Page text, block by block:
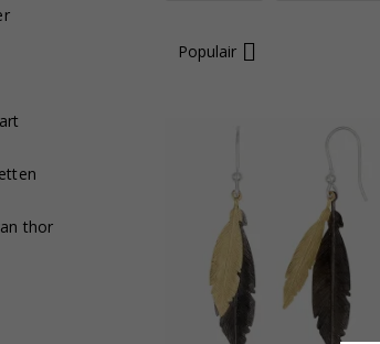
thor
Populair